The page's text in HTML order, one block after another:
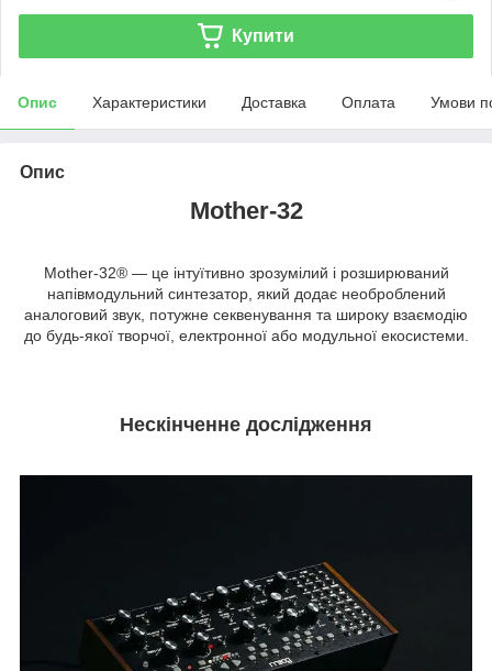
Купити
Опис Характеристики Доставка Оплата Умови
Опис
Mother-32
Mother-32® — це інтуїтивно зрозумілий і розширюваний
напівмодульний синтезатор, який додає необроблений
аналоговий звук, потужне секвенування та широку взаємодію
до будь-якої творчої, електронної або модульної екосистеми.
Нескінченне дослідження